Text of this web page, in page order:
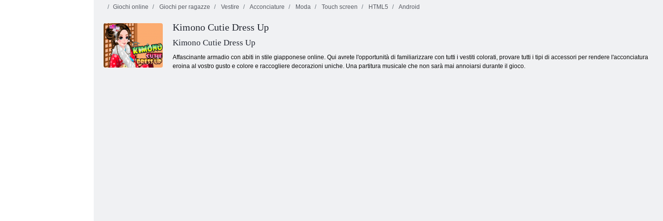
Regina del ballo
di ballo.
Giochi online Giochi per ragazze Vestire Acconciature Moda Touch screen HTML5 Android
Kimono Cutie Dress Up
Kimono Cutie Dress Up
Affascinante armadio con abiti in stile giapponese online. Qui avrete l'opportunità di familiarizzare con tutti i vestiti colorati, provare tutti i tipi di accessori per rendere l'acconciatura
eroina al vostro gusto e colore e raccogliere decorazioni uniche. Una partitura musicale che non sarà mai annoiarsi durante il gioco.